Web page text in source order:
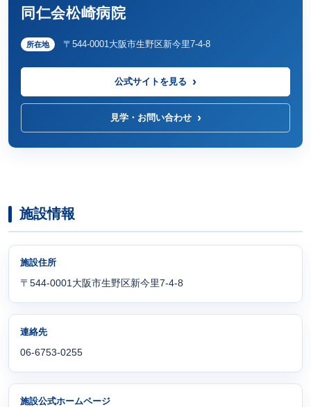
同仁会松崎病院
所在地 〒544-0001大阪市生野区新今里7-4-8
公式サイトを見る
見学・お問い合わせ
施設情報
施設住所
〒544-0001大阪市生野区新今里7-4-8
連絡先
06-6753-0255
施設公式ホームページ